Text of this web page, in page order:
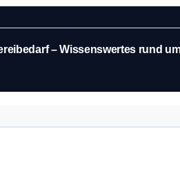
– Wissenswertes rund